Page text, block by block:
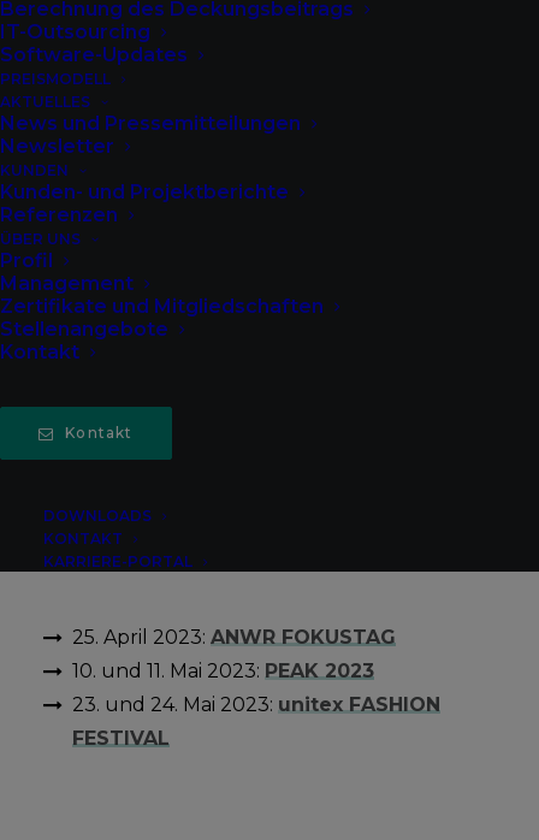
Berechnung des Deckungsbeitrags
IT-Outsourcing
Software-Updates
PREISMODELL
AKTUELLES
News und Pressemitteilungen
Newsletter
KUNDEN
Kunden- und Projektberichte
Referenzen
ÜBER UNS
Profil
Management
Zertifikate und Mitgliedschaften
Stellenangebote
Kontakt
Kontakt
DOWNLOADS
KONTAKT
KARRIERE-PORTAL
Die GRÜN raw ist im April und im Mai 2023 auf
Messen und Events unterwegs.
DieGRÜN raw, ein führendes Software- und
Serviceunternehmen für den Großhandel
2023auf
und Partner unterwegs. Unsere Kolleginnen
Besuch auf einem oder mehreren dieser
Events:
25. April 2023: ANWR FOKUSTAG
10. und 11. Mai 2023: PEAK 2023
23. und 24. Mai 2023: unitex FASHION
FESTIVAL